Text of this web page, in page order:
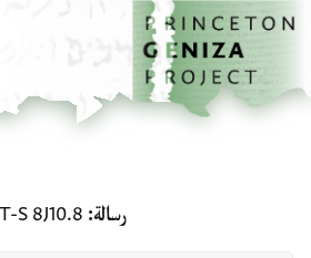
إلى المحتوى الرئيسي
الرئيسية
رسالة T-S 8J10.8